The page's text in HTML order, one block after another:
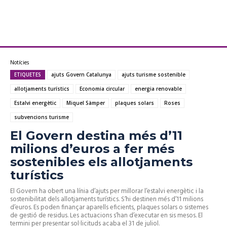
Notícies
ETIQUETES ajuts Govern Catalunya
ajuts turisme sostenible
allotjaments turístics
Economia circular
energia renovable
Estalvi energètic
Miquel Sàmper plaques solars
Roses
subvencions turisme
El Govern destina més d’11
milions d’euros a fer més
sostenibles els allotjaments
turístics
El Govern ha obert una línia d’ajuts per millorar l’estalvi energètic i la
sostenibilitat dels allotjaments turístics. S’hi destinen més d’11 milions
d’euros. Es poden finançar aparells eficients, plaques solars o sistemes
de gestió de residus. Les actuacions s’han d’executar en sis mesos. El
termini per presentar sol·licituds acaba el 31 de juliol.